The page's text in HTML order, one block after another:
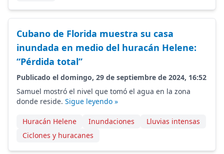
Cubano de Florida muestra su casa
inundada en medio del huracán Helene:
“Pérdida total”
Publicado el domingo, 29 de septiembre de 2024, 16:52
Samuel mostró el nivel que tomó el agua en la zona
donde reside. Sigue leyendo »
Huracán Helene Inundaciones
Lluvias intensas
Ciclones y huracanes